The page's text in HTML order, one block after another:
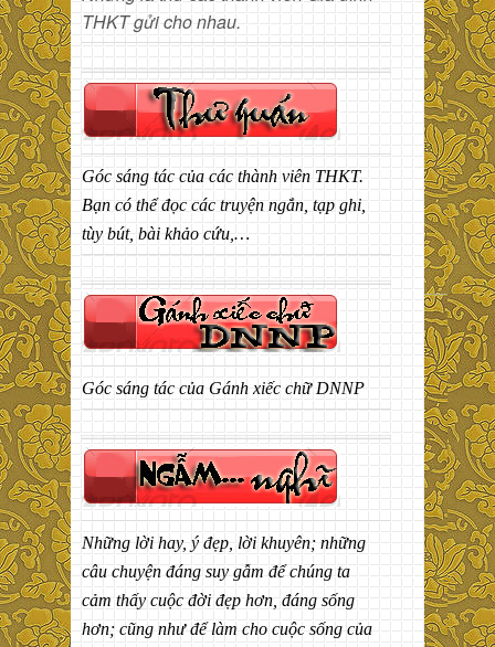
THKT gửi cho nhau.
Góc sáng tác của các thành viên THKT.
Bạn có thể đọc các truyện ngắn, tạp ghi,
tùy bút, bài khảo cứu,…
Góc sáng tác của Gánh xiếc chữ DNNP
Những lời hay, ý đẹp, lời khuyên; những
câu chuyện đáng suy gẫm để chúng ta
cảm thấy cuộc đời đẹp hơn, đáng sống
hơn; cũng như để làm cho cuộc sống của